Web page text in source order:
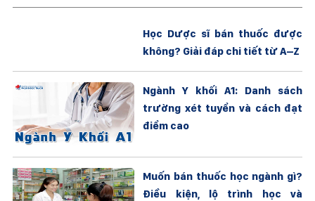
Học Dược sĩ bán thuốc được
không? Giải đáp chi tiết từ A–Z
Ngành Y khối A1: Danh sách
trường xét tuyển và cách đạt
điểm cao
Muốn bán thuốc học ngành gì?
Điều kiện, lộ trình học và